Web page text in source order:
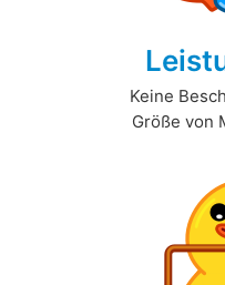
Keine
Größe von